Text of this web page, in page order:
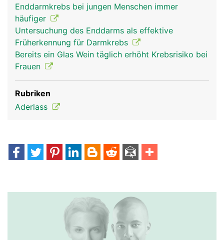
Enddarmkrebs bei jungen Menschen immer
häufiger
Untersuchung des Enddarms als effektive
Früherkennung für Darmkrebs
Bereits ein Glas Wein täglich erhöht Krebsrisiko bei
Frauen
Rubriken
Aderlass